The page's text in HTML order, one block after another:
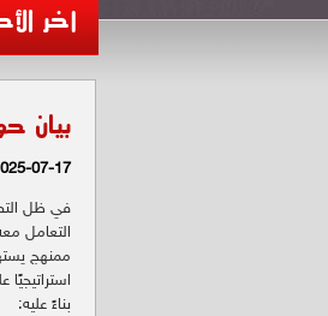
آخر
بيان
07-17
في ظل
التعامل
ممنهج
استراتيجيًا
بناءً عليه: